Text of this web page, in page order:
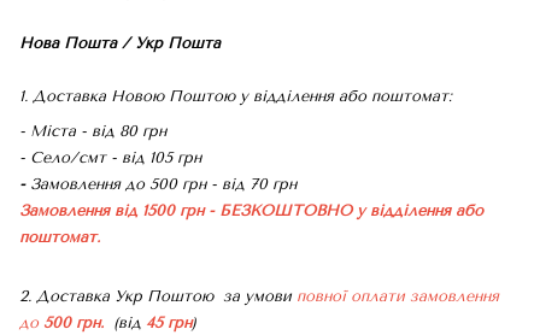
Нова Пошта / Укр Пошта
1. Доставка Новою Поштою у відділення або поштомат:
- Міста - від 80 грн
- Село/смт - від 105 грн
-Замовлення до 500 грн - від 70 грн
Замовлення від 1500 грн - БЕЗКОШТОВНО у відділення або
поштомат.
2. Доставка Укр Поштою за умови повної оплати замовлення
до 500 грн. (від 45 грн)